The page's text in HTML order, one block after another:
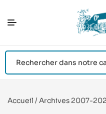
Accueil / Archives 2007-